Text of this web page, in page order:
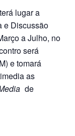
lugar a
e Discussão
a Julho, no
será
e tomará
as
de